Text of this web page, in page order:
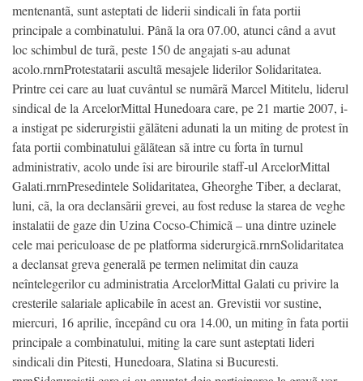
mentenantã, sunt asteptati de liderii sindicali în fata portii
principale a combinatului. Pânã la ora 07.00, atunci când a avut
loc schimbul de turã, peste 150 de angajati s-au adunat
acolo.rnrnProtestatarii ascultã mesajele liderilor Solidaritatea.
Printre cei care au luat cuvântul se numãrã Marcel Mititelu, liderul
sindical de la ArcelorMittal Hunedoara care, pe 21 martie 2007, i-
a instigat pe siderurgistii gãlãteni adunati la un miting de protest în
fata portii combinatului gãlãtean sã intre cu forta în turnul
administrativ, acolo unde îsi are birourile staff-ul ArcelorMittal
Galati.rnrnPresedintele Solidaritatea, Gheorghe Tiber, a declarat,
luni, cã, la ora declansãrii grevei, au fost reduse la starea de veghe
instalatii de gaze din Uzina Cocso-Chimicã – una dintre uzinele
cele mai periculoase de pe platforma siderurgicã.rnrnSolidaritatea
a declansat greva generalã pe termen nelimitat din cauza
neîntelegerilor cu administratia ArcelorMittal Galati cu privire la
cresterile salariale aplicabile în acest an. Grevistii vor sustine,
miercuri, 16 aprilie, începând cu ora 14.00, un miting în fata portii
principale a combinatului, miting la care sunt asteptati lideri
sindicali din Pitesti, Hunedoara, Slatina si Bucuresti.